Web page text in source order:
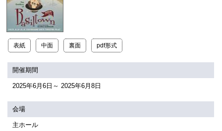
アクセシビリティ/
サービス
会員制度のご案内
座席表
プラットニュース
表紙 中面 裏面 pdf形式
開催期間
2025年6月6日～ 2025年6月8日
会場
主ホール
施設の利用について
サポート
関連団体・施設